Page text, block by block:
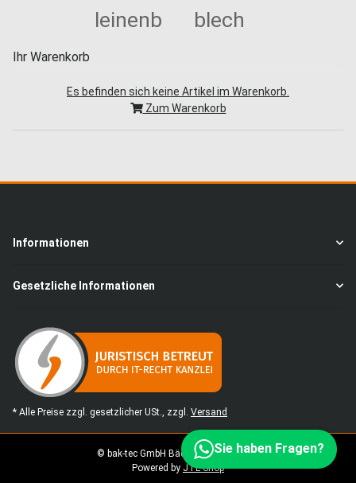
leinenb blech
Ihr Warenkorb
Es befinden sich keine Artikel im Warenkorb.
Zum Warenkorb
Informationen
Gesetzliche Informationen
* Alle Preise zzgl. gesetzlicher USt., zzgl. Versand
© bak-tec GmbH Bäckereimaschinen
Powered by JTL-Shop
Sie haben Fragen?